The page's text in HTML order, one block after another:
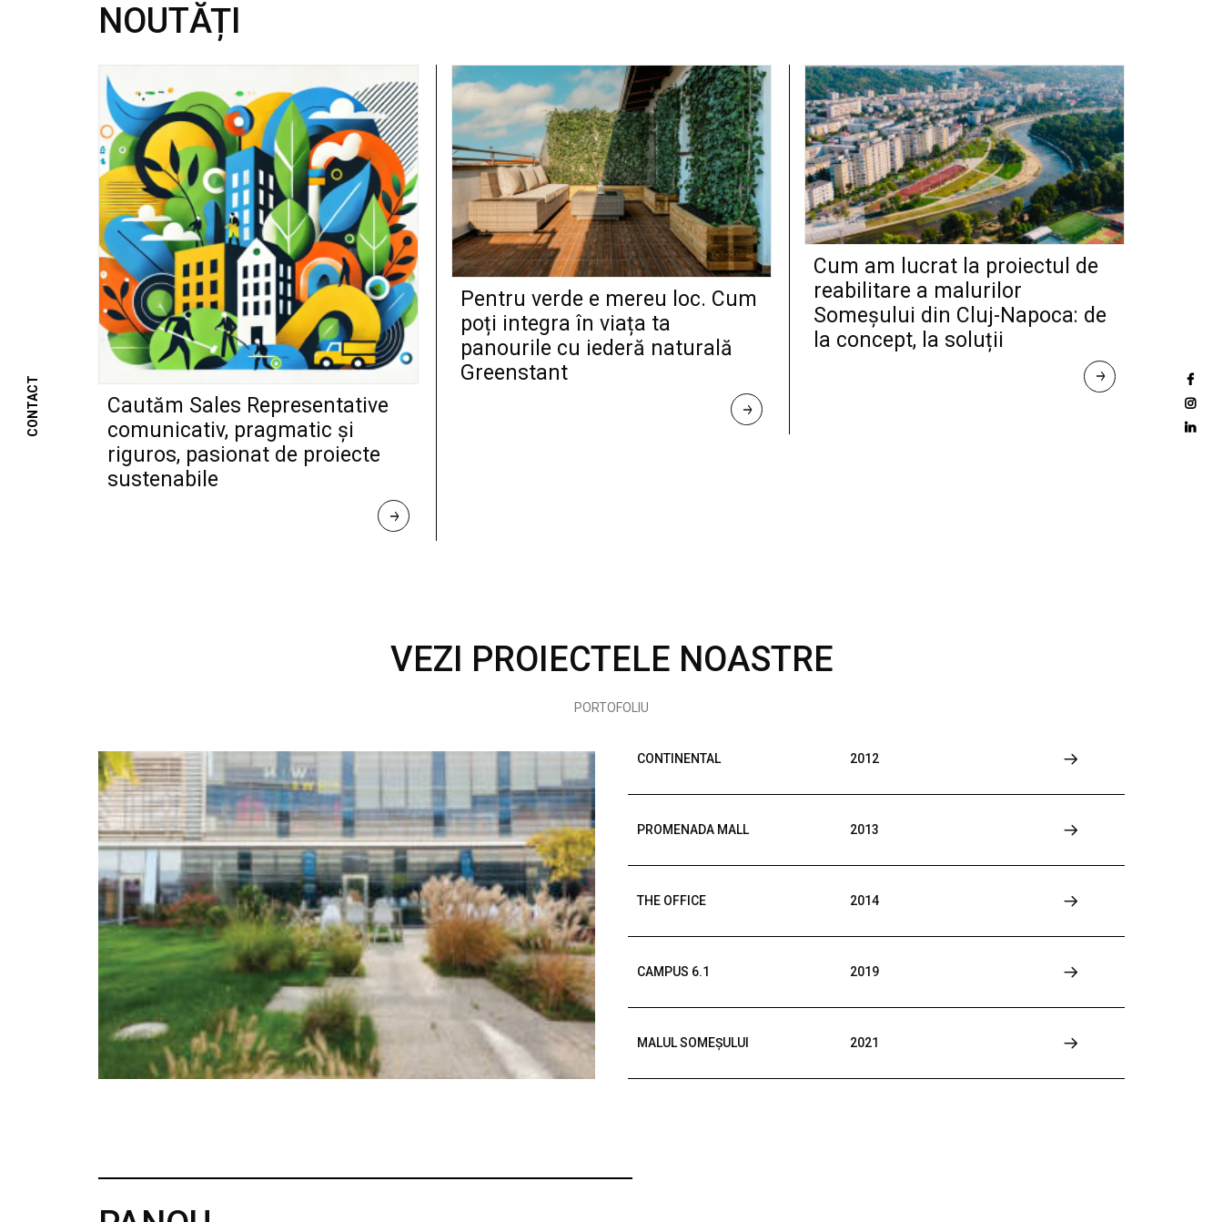
NOUTĂȚI
Cautăm Sales Representative
comunicativ, pragmatic și
riguros, pasionat de proiecte
sustenabile
R
E
Pentru verde e mereu loc. Cum
poți integra în viața ta
panourile cu iederă naturală
Greenstant
R
E
Cum am lucrat la proiectul de
reabilitare a malurilor
Someșului din Cluj-Napoca: de
la concept, la soluții
R
VEZI PROIECTELE NOASTRE
PORTOFOLIU
CONTINENTAL 2012
PROMENADA MALL 2013
THE OFFICE 2014
CAMPUS 6.1 2019
MALUL SOMEȘULUI 2021
CONTACT